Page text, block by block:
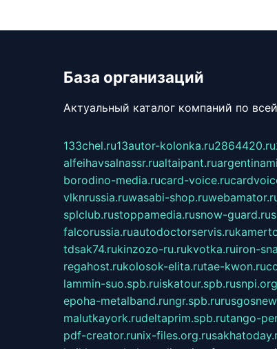
База организаций
Актуальный каталог компаний по
133chel.ru13autor-kolonka.ru2864420.ru
alfeihavsalnassr.rualtaipant.ru
borodino-media.rucard-voice.ru
vlknrussia.ruwasabi-shop.ru
splclub.rustoppamedia.rusnow-guard.ru
falcorussia.ruautodoctorservis.ru
tdsak74.rukinzozo-ru.rukvotka.ruiron-
regahost.rukolosok-elita.rutae-kwon.ru
lammin-suo.spb.ruiskatour.spb.ru
epoha-metalband.rungr.spb.ru
malutkayork.rudeltaprim.spb.rutango-
pdf-creator.runix-files.org.ru